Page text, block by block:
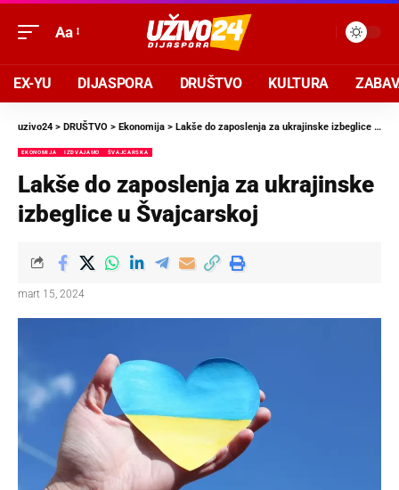
Aa
EX-YU DIJASPORA DRUŠTVO KULTURA
uzivo24 > DRUŠTVO > Ekonomija > Lakše do zaposlenja za ukrajinske izbeglice u Švajcarskoj
EKONOMIJA IZDVAJAMO ŠVAJCARSKA
Lakše do zaposlenja za ukrajinske
izbeglice u Švajcarskoj
mart 15, 2024